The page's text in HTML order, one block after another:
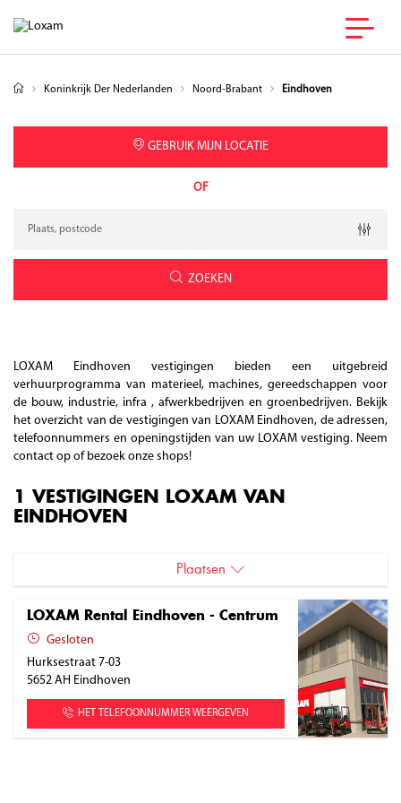
Koninkrijk Der Nederlanden Noord-Brabant Eindhoven
GEBRUIK MIJN LOCATIE
OF
Breedtegraad
Lengtegraad
Geolocation
ZOEKEN
LOXAM Eindhoven vestigingen bieden een uitgebreid
verhuurprogramma van materieel, machines, gereedschappen voor
de bouw, industrie, infra , afwerkbedrijven en groenbedrijven. Bekijk
het overzicht van de vestigingen van LOXAM Eindhoven, de adressen,
telefoonnummers en openingstijden van uw LOXAM vestiging. Neem
contact op of bezoek onze shops!
1 VESTIGINGEN LOXAM VAN
EINDHOVEN
Plaatsen
LOXAM Rental Eindhoven - Centrum
Gesloten
Hurksestraat 7-03
5652 AH Eindhoven
HET TELEFOONNUMMER WEERGEVEN